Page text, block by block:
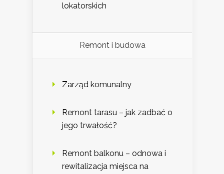
lokatorskich
Remont i budowa
Zarząd komunalny
Remont tarasu – jak zadbać o
jego trwałość?
Remont balkonu – odnowa i
rewitalizacja miejsca na